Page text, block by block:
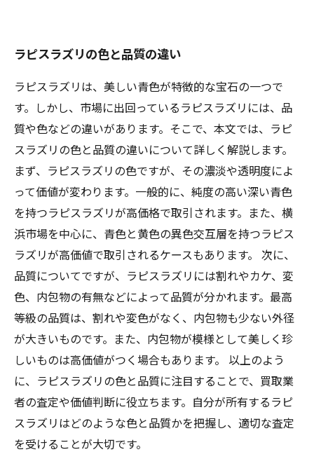
ラピスラズリの色と品質の違い
ラピスラズリは、美しい青色が特徴的な宝石の一つで
す。しかし、市場に出回っているラピスラズリには、品
質や色などの違いがあります。そこで、本文では、ラピ
スラズリの色と品質の違いについて詳しく解説します。
まず、ラピスラズリの色ですが、その濃淡や透明度によ
って価値が変わります。一般的に、純度の高い深い青色
を持つラピスラズリが高価格で取引されます。また、横
浜市場を中心に、青色と黄色の異色交互層を持つラピス
ラズリが高価値で取引されるケースもあります。 次に、
品質についてですが、ラピスラズリには割れやカケ、変
色、内包物の有無などによって品質が分かれます。最高
等級の品質は、割れや変色がなく、内包物も少ない外径
が大きいものです。また、内包物が模様として美しく珍
しいものは高価値がつく場合もあります。 以上のよう
に、ラピスラズリの色と品質に注目することで、買取業
者の査定や価値判断に役立ちます。自分が所有するラピ
スラズリはどのような色と品質かを把握し、適切な査定
を受けることが大切です。